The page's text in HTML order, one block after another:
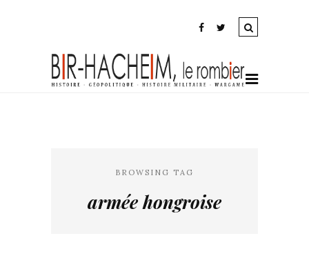
BROWSING TAG
armée hongroise